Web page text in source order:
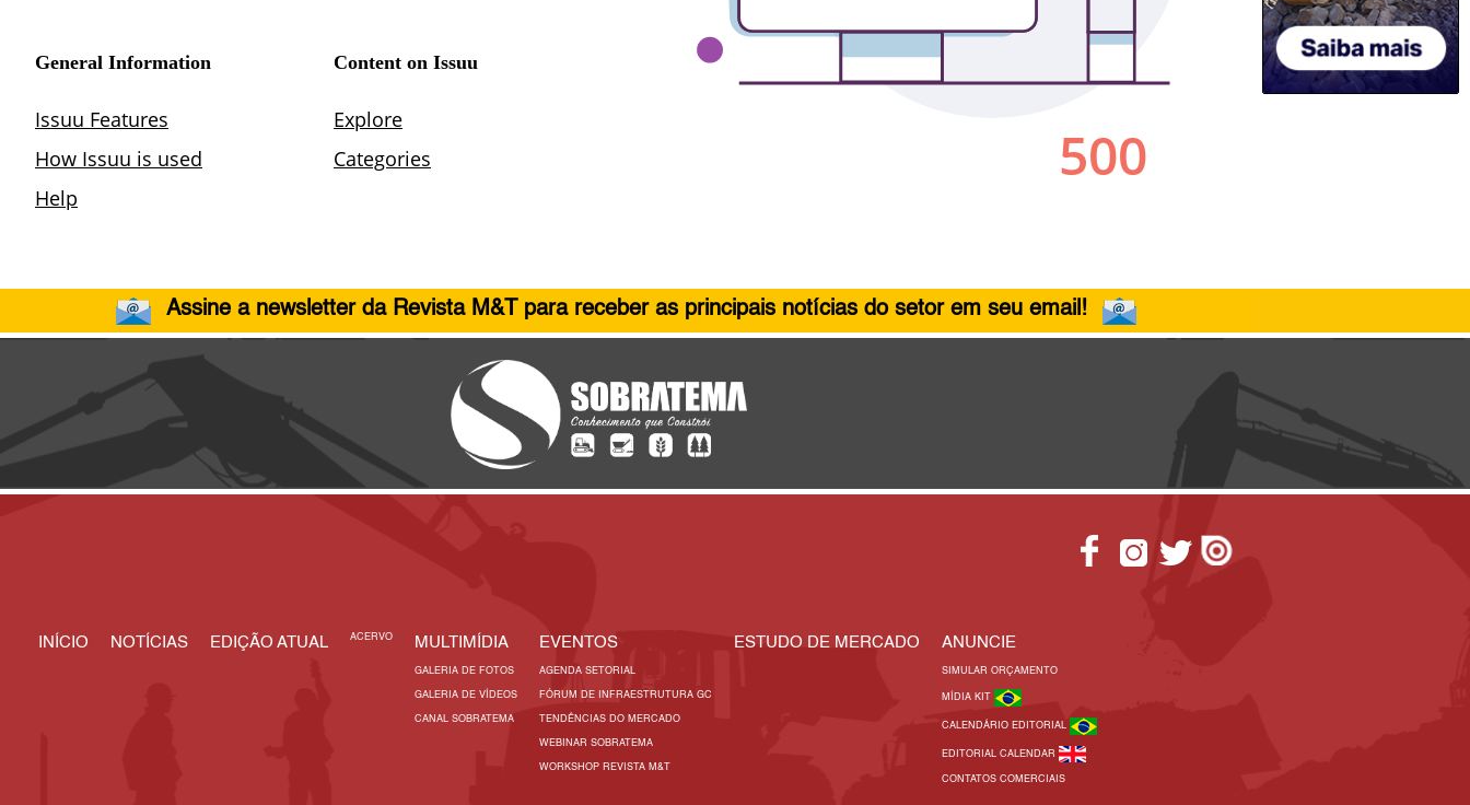
Assine a newsletter da Revista M&T para receber as principais notícias do setor em seu email!
INÍCIO NOTÍCIAS EDIÇÃO ATUAL ACERVO MULTIMÍDIA
GALERIA DE FOTOS
GALERIA DE VÍDEOS
CANAL SOBRATEMA
EVENTOS
AGENDA SETORIAL
FÓRUM DE INFRAESTRUTURA GC
TENDÊNCIAS DO MERCADO
WEBINAR SOBRATEMA
WORKSHOP REVISTA M&T
ESTUDO DE MERCADO ANUNCIE
SIMULAR ORÇAMENTO
MÍDIA KIT
CALENDÁRIO EDITORIAL
EDITORIAL CALENDAR
CONTATOS COMERCIAIS